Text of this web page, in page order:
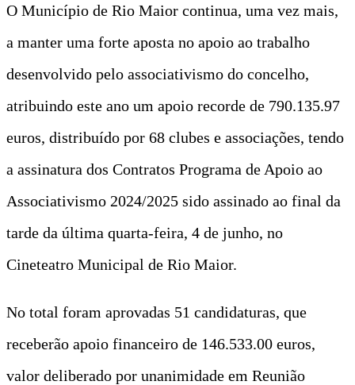
O Município de Rio Maior continua, uma vez mais,
a manter uma forte aposta no apoio ao trabalho
desenvolvido pelo associativismo do concelho,
atribuindo este ano um apoio recorde de 790.135.97
euros, distribuído por 68 clubes e associações, tendo
a assinatura dos Contratos Programa de Apoio ao
Associativismo 2024/2025 sido assinado ao final da
tarde da última quarta-feira, 4 de junho, no
Cineteatro Municipal de Rio Maior.
No total foram aprovadas 51 candidaturas, que
receberão apoio financeiro de 146.533.00 euros,
valor deliberado por unanimidade em Reunião